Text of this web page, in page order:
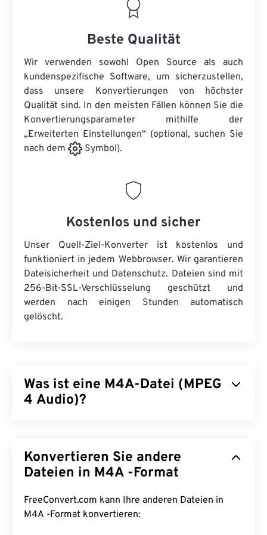
Beste Qualität
Wir verwenden sowohl Open Source als auch
kundenspezifische Software, um sicherzustellen,
dass unsere Konvertierungen von höchster
Qualität sind. In den meisten Fällen können Sie die
Konvertierungsparameter mithilfe der
„Erweiterten Einstellungen“ (optional, suchen Sie
nach dem
Symbol).
Kostenlos und sicher
Unser Quell-Ziel-Konverter ist kostenlos und
funktioniert in jedem Webbrowser. Wir garantieren
Dateisicherheit und Datenschutz. Dateien sind mit
256-Bit-SSL-Verschlüsselung geschützt und
werden nach einigen Stunden automatisch
gelöscht.
Was ist eine M4A-Datei (MPEG
4 Audio)?
und Dekodieralgorithmen:Advanced Audio Coding
(AAC)oderApple Lossless Audio Codec (ALAC)
qualitativ besser alsMP3-Dateien, mit denen es
imVergleichzu allen anderen Audiodateiformaten
Konvertieren Sie andere
Dateien in M4A -Format
FreeConvert.com kann Ihre anderen Dateien in
M4A -Format konvertieren: